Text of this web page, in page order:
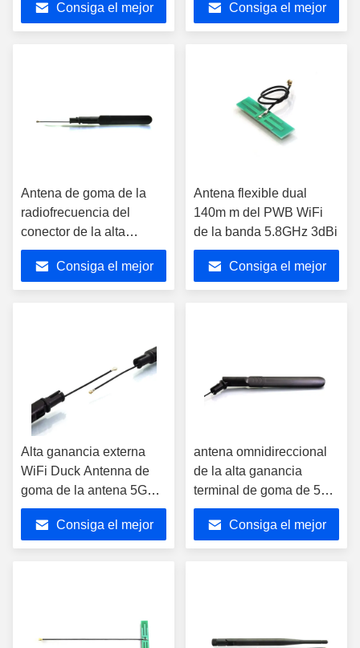
QCA206X Wifi
Consiga el mejor
Consiga el mejor
Antena de goma de la
radiofrecuencia del
conector de la alta
ganancia 5G 5DBi IPEX
Consiga el mejor
Antena flexible dual
140m m del PWB WiFi
de la banda 5.8GHz 3dBi
Consiga el mejor
Alta ganancia externa
WiFi Duck Antenna de
goma de la antena 5GHz
5dBi de la
radiofrecuencia
Consiga el mejor
antena omnidireccional
de la alta ganancia
terminal de goma de 5G
5dBi
Consiga el mejor